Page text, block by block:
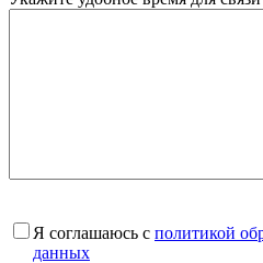
Я соглашаюсь с политикой
данных